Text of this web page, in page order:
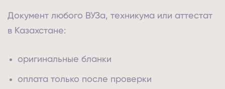
Документ любого ВУЗа, техникума или аттестат
в Казахстане:
оригинальные бланки
оплата только после проверки